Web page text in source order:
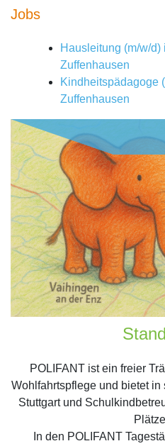
Hausleitung (m/w/d)
Zuffenhausen
Kindheitspädagoge
Zuffenhausen
Jobs
POLIFANT ist ein freier
Wohlfahrtspflege und bietet
Stuttgart und
In den POLIFANT